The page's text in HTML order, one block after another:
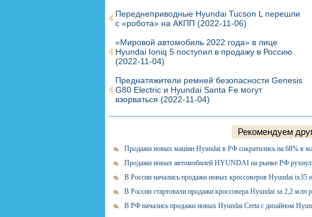
Переднеприводные Hyundai Tucson L перешли
с «робота» на АКПП (2022-11-06)
«Мировой автомобиль 2022 года» в лице
Hyundai Ioniq 5 поступил в продажу в Россию
(2022-11-04)
Преднатяжители ремней безопасности Genesis
G80 Electric и Hyundai Santa Fe могут
взорваться (2022-11-04)
Рекомендуем
Продажи новых машин Hyundai в РФ сократились на 68% в
Продажи новых автомобилей HYUNDAI на рынке РФ
В России начались продажи новых кроссоверов Hyundai
В России стартовали продажи кроссовера Hyundai за 2,2 млн
В РФ начались продажи новых Hyundai Creta c дизайном